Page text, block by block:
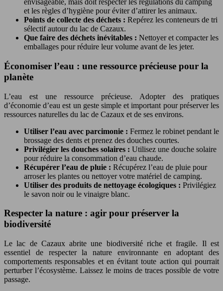
envisageable, mais doit respecter les régulations du camping
et les règles d’hygiène pour éviter d’attirer les animaux.
Points de collecte des déchets : Repérez les conteneurs de tri
sélectif autour du lac de Cazaux.
Que faire des déchets inévitables : Nettoyer et compacter les
emballages pour réduire leur volume avant de les jeter.
Économiser l’eau : une ressource précieuse pour la
planète
L’eau est une ressource précieuse. Adopter des pratiques
d’économie d’eau est un geste simple et important pour préserver les
ressources naturelles du lac de Cazaux et de ses environs.
Utiliser l’eau avec parcimonie : Fermez le robinet pendant le
brossage des dents et prenez des douches courtes.
Privilégier les douches solaires : Utilisez une douche solaire
pour réduire la consommation d’eau chaude.
Récupérer l’eau de pluie : Récupérez l’eau de pluie pour
arroser les plantes ou nettoyer votre matériel de camping.
Utiliser des produits de nettoyage écologiques : Privilégiez
le savon noir ou le vinaigre blanc.
Respecter la nature : agir pour préserver la
biodiversité
Le lac de Cazaux abrite une biodiversité riche et fragile. Il est
essentiel de respecter la nature environnante en adoptant des
comportements responsables et en évitant toute action qui pourrait
perturber l’écosystème. Laissez le moins de traces possible de votre
passage.